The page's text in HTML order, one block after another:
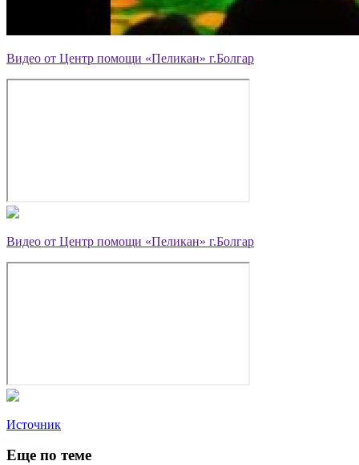
Видео от Центр помощи «Пеликан» г.Болгар
Видео от Центр помощи «Пеликан» г.Болгар
Источник
Еще по теме